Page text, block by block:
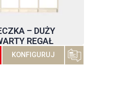
– DUŻY
REGAŁ
KONFIGURUJ